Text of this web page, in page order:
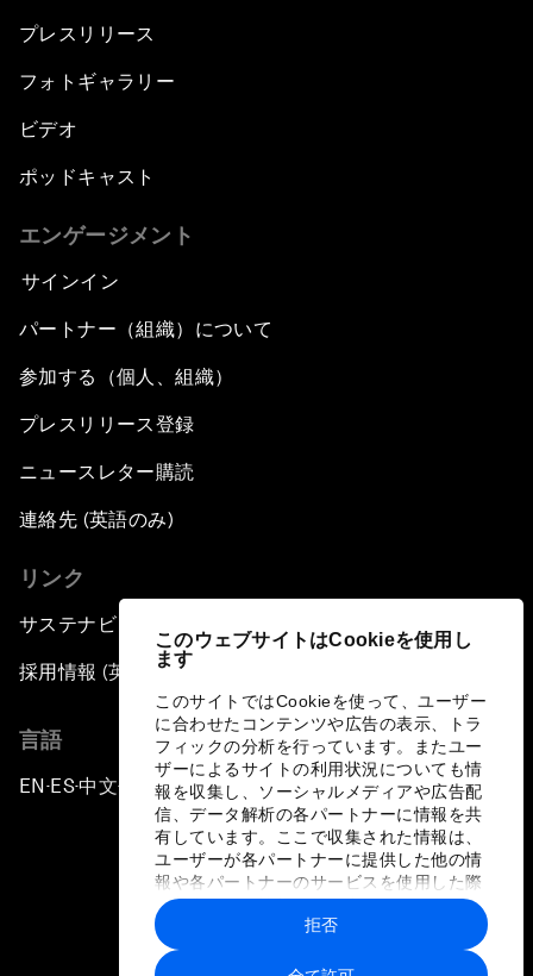
このウェブサイトはCookieを使用し
ます
このサイトではCookieを使って、ユーザー
に合わせたコンテンツや広告の表示、トラ
フィックの分析を行っています。またユー
ザーによるサイトの利用状況についても情
報を収集し、ソーシャルメディアや広告配
信、データ解析の各パートナーに情報を共
有しています。ここで収集された情報は、
ユーザーが各パートナーに提供した他の情
報や各パートナーのサービスを使用した際
に収集された情報と組み合わされ、各パー
トナーによって使用されることがありま
す。
拒否
プレスリリース
フォトギャラリー
ビデオ
ポッドキャスト
エンゲージメント
サインイン
パートナー（組織）について
参加する（個人、組織）
プレスリリース登録
ニュースレター購読
連絡先 (英語のみ)
リンク
サステナビリティへの取り組み
採用情報 (英語のみ)
言語
EN ▪ES▪中文▪ 日本語
プライバシーポリシーと利用規約